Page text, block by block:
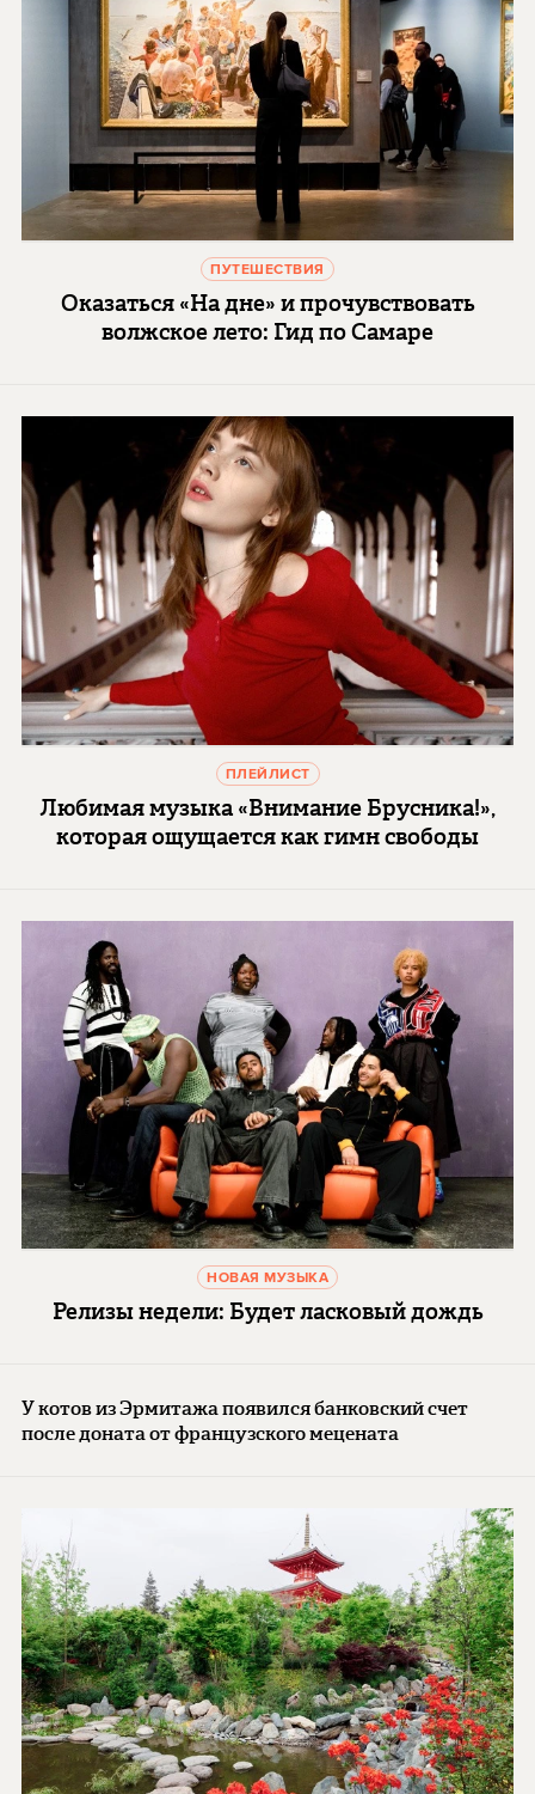
ПУТЕШЕСТВИЯ
Оказаться «На дне» и прочувствовать
волжское лето: Гид по Самаре
ПЛЕЙЛИСТ
Любимая музыка «Внимание Брусника!»,
которая ощущается как гимн свободы
НОВАЯ МУЗЫКА
Релизы недели: Будет ласковый дождь
У котов из Эрмитажа появился банковский счет
после доната от французского мецената